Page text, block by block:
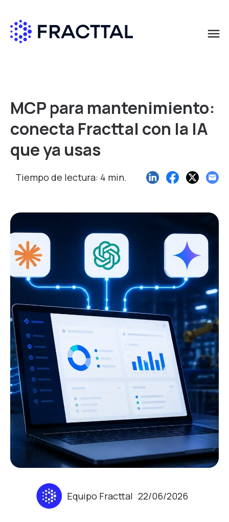
menu
MCP para mantenimiento:
conecta Fracttal con la IA
que ya usas
Tiempo de lectura: 4 min.
Equipo Fracttal 22/06/2026